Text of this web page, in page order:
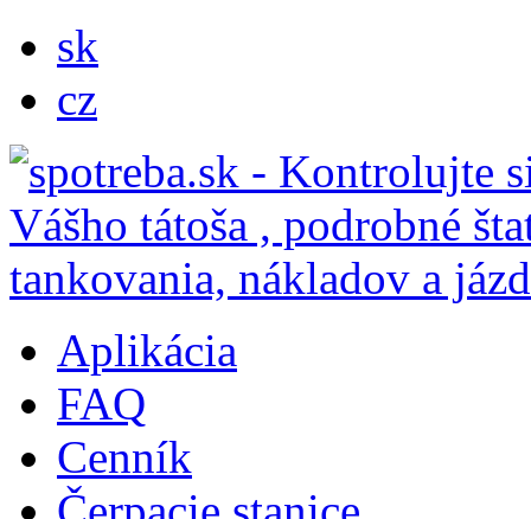
sk
cz
Aplikácia
FAQ
Cenník